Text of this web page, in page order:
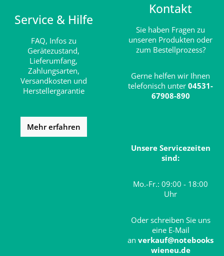
Service & Hilfe
FAQ, Infos zu
Gerätezustand,
Lieferumfang,
Zahlungsarten,
Versandkosten und
Herstellergarantie
Mehr erfahren
Kontakt
Sie haben Fragen zu
unseren Produkten oder
zum Bestellprozess?
Gerne helfen wir Ihnen
telefonisch unter 04531-
67908-890
Unsere Servicezeiten
sind:
Mo.-Fr.: 09:00 - 18:00
Uhr
Oder schreiben Sie uns
eine E-Mail
an verkauf@notebooks
wieneu.de